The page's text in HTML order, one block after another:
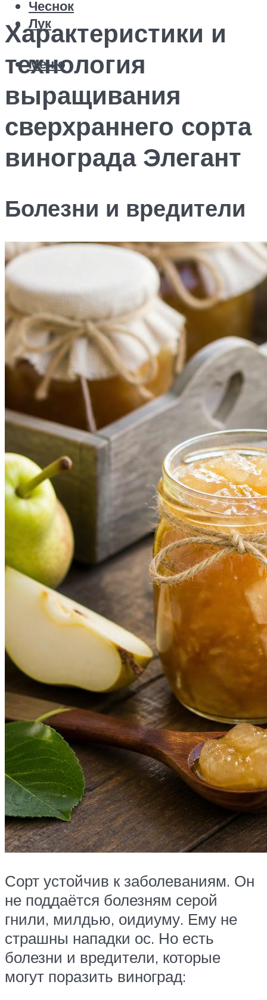
Чеснок
Лук
Меню
Характеристики и
технология
выращивания
сверхраннего сорта
винограда Элегант
Болезни и вредители
Сорт устойчив к заболеваниям. Он
не поддаётся болезням серой
гнили, милдью, оидиуму. Ему не
страшны нападки ос. Но есть
болезни и вредители, которые
могут поразить виноград: